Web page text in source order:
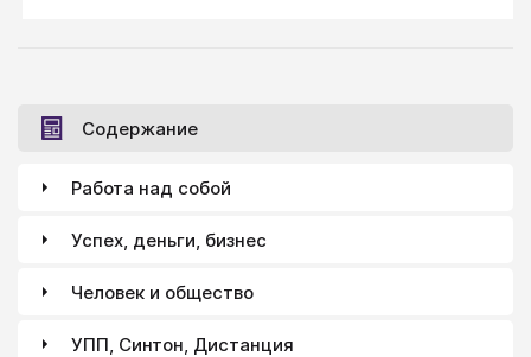
Содержание
Работа над собой
Успех, деньги, бизнес
Человек и общество
УПП, Синтон, Дистанция